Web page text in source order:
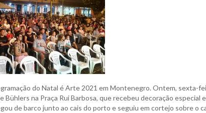
do Natal é Arte 2021 em Montenegro. Ontem, sexta-
Bühlers na Praça Rui Barbosa, que recebeu decoração especial
de barco junto ao cais do porto e seguiu em cortejo sobre o